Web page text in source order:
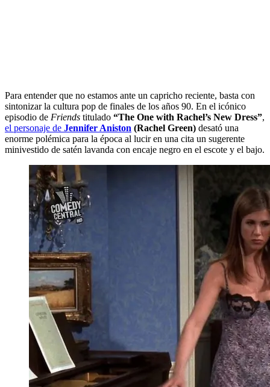
Para entender que no estamos ante un capricho reciente, basta con
sintonizar la cultura pop de finales de los años 90. En el icónico
episodio de Friends titulado “The One with Rachel’s New Dress”,
el personaje de Jennifer Aniston (Rachel Green) desató una
enorme polémica para la época al lucir en una cita un sugerente
minivestido de satén lavanda con encaje negro en el escote y el bajo.